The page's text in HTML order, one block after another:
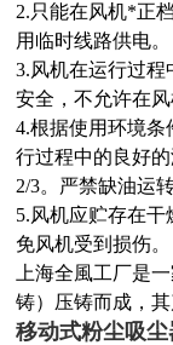
2.只能在风机*正
用临时线路供电。
3.风机在运行过
安全，不允许在
4.根据使用环境
行过程中的良好
2/3。严禁缺油运
5.风机应贮存在
免风机受到损伤。
上海全風工厂是
铸）压铸而成，
移动式粉尘吸尘